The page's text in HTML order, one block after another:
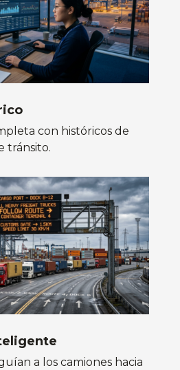
con históricos de
tránsito.
a los camiones hacia